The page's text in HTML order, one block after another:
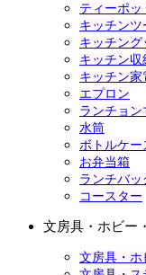
ティーポッ
キッチンツ
キッチング
キッチン収
キッチン家
エプロン
ランチョ
水筒
ボトルケー
お弁当箱
ランチバッ
コースター
文房具・ホビー
文房具・ホ